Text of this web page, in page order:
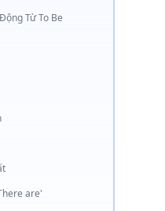
Từ To Be
are'